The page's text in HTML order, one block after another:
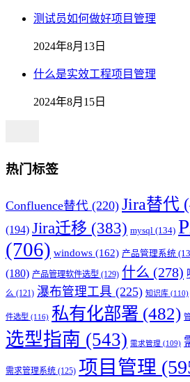
测试员如何做好项目管理
2024年8月13日
什么是实效工程项目管理
2024年8月15日
热门标签
Confluence替代 (220) Jira替代
(194) Jira迁移 (383) mysql (134)
(706) windows (162) 产品管理系统
(180) 产品管理软件选型 (129) 什么 (278)
么 (121) 瀑布管理工具 (225) 知识库 (110)
件选型 (116) 私有化部署 (482)
选型指南 (543) 需求管理 (109)
需求管理系统 (125) 项目管理